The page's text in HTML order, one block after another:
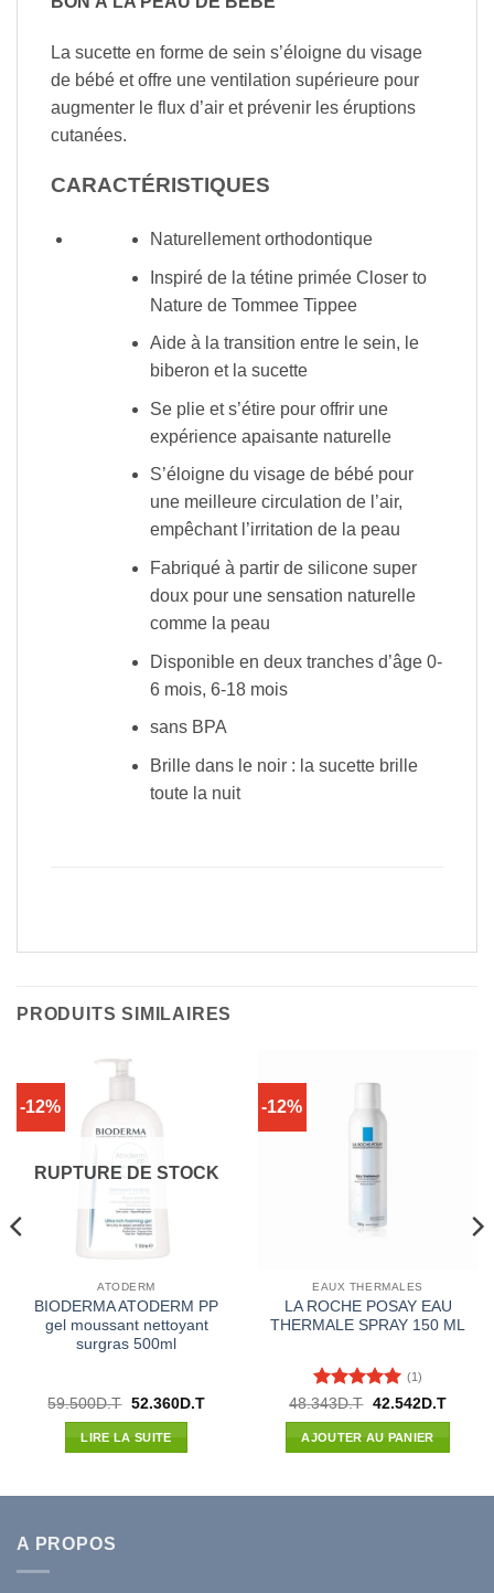
La sucette en forme de sein s’éloigne du visage
de bébé et offre une ventilation supérieure pour
augmenter le flux d’air et prévenir les éruptions
cutanées.
CARACTÉRISTIQUES
Naturellement orthodontique
Inspiré de la tétine primée Closer to
Nature de Tommee Tippee
Aide à la transition entre le sein, le
biberon et la sucette
Se plie et s’étire pour offrir une
expérience apaisante naturelle
S’éloigne du visage de bébé pour
une meilleure circulation de l’air,
empêchant l’irritation de la peau
Fabriqué à partir de silicone super
doux pour une sensation naturelle
comme la peau
Disponible en deux tranches d’âge 0-
6 mois, 6-18 mois
sans BPA
Brille dans le noir : la sucette brille
toute la nuit
PRODUITS SIMILAIRES
-12%
RUPTURE DE STOCK
ATODERM
BIODERMA ATODERM PP
gel moussant nettoyant
surgras 500ml
59.500D.T Le
initial
était :
52.360D.TLe
LIRE LA SUITE
-12%
EAUX THERMALES
LA ROCHE POSAY EAU
THERMALE SPRAY 150 ML
Note5 sur
5
(1)
48.343D.T Le
initial
était :
42.542D.TLe
AJOUTER AU PANIER
A PROPOS